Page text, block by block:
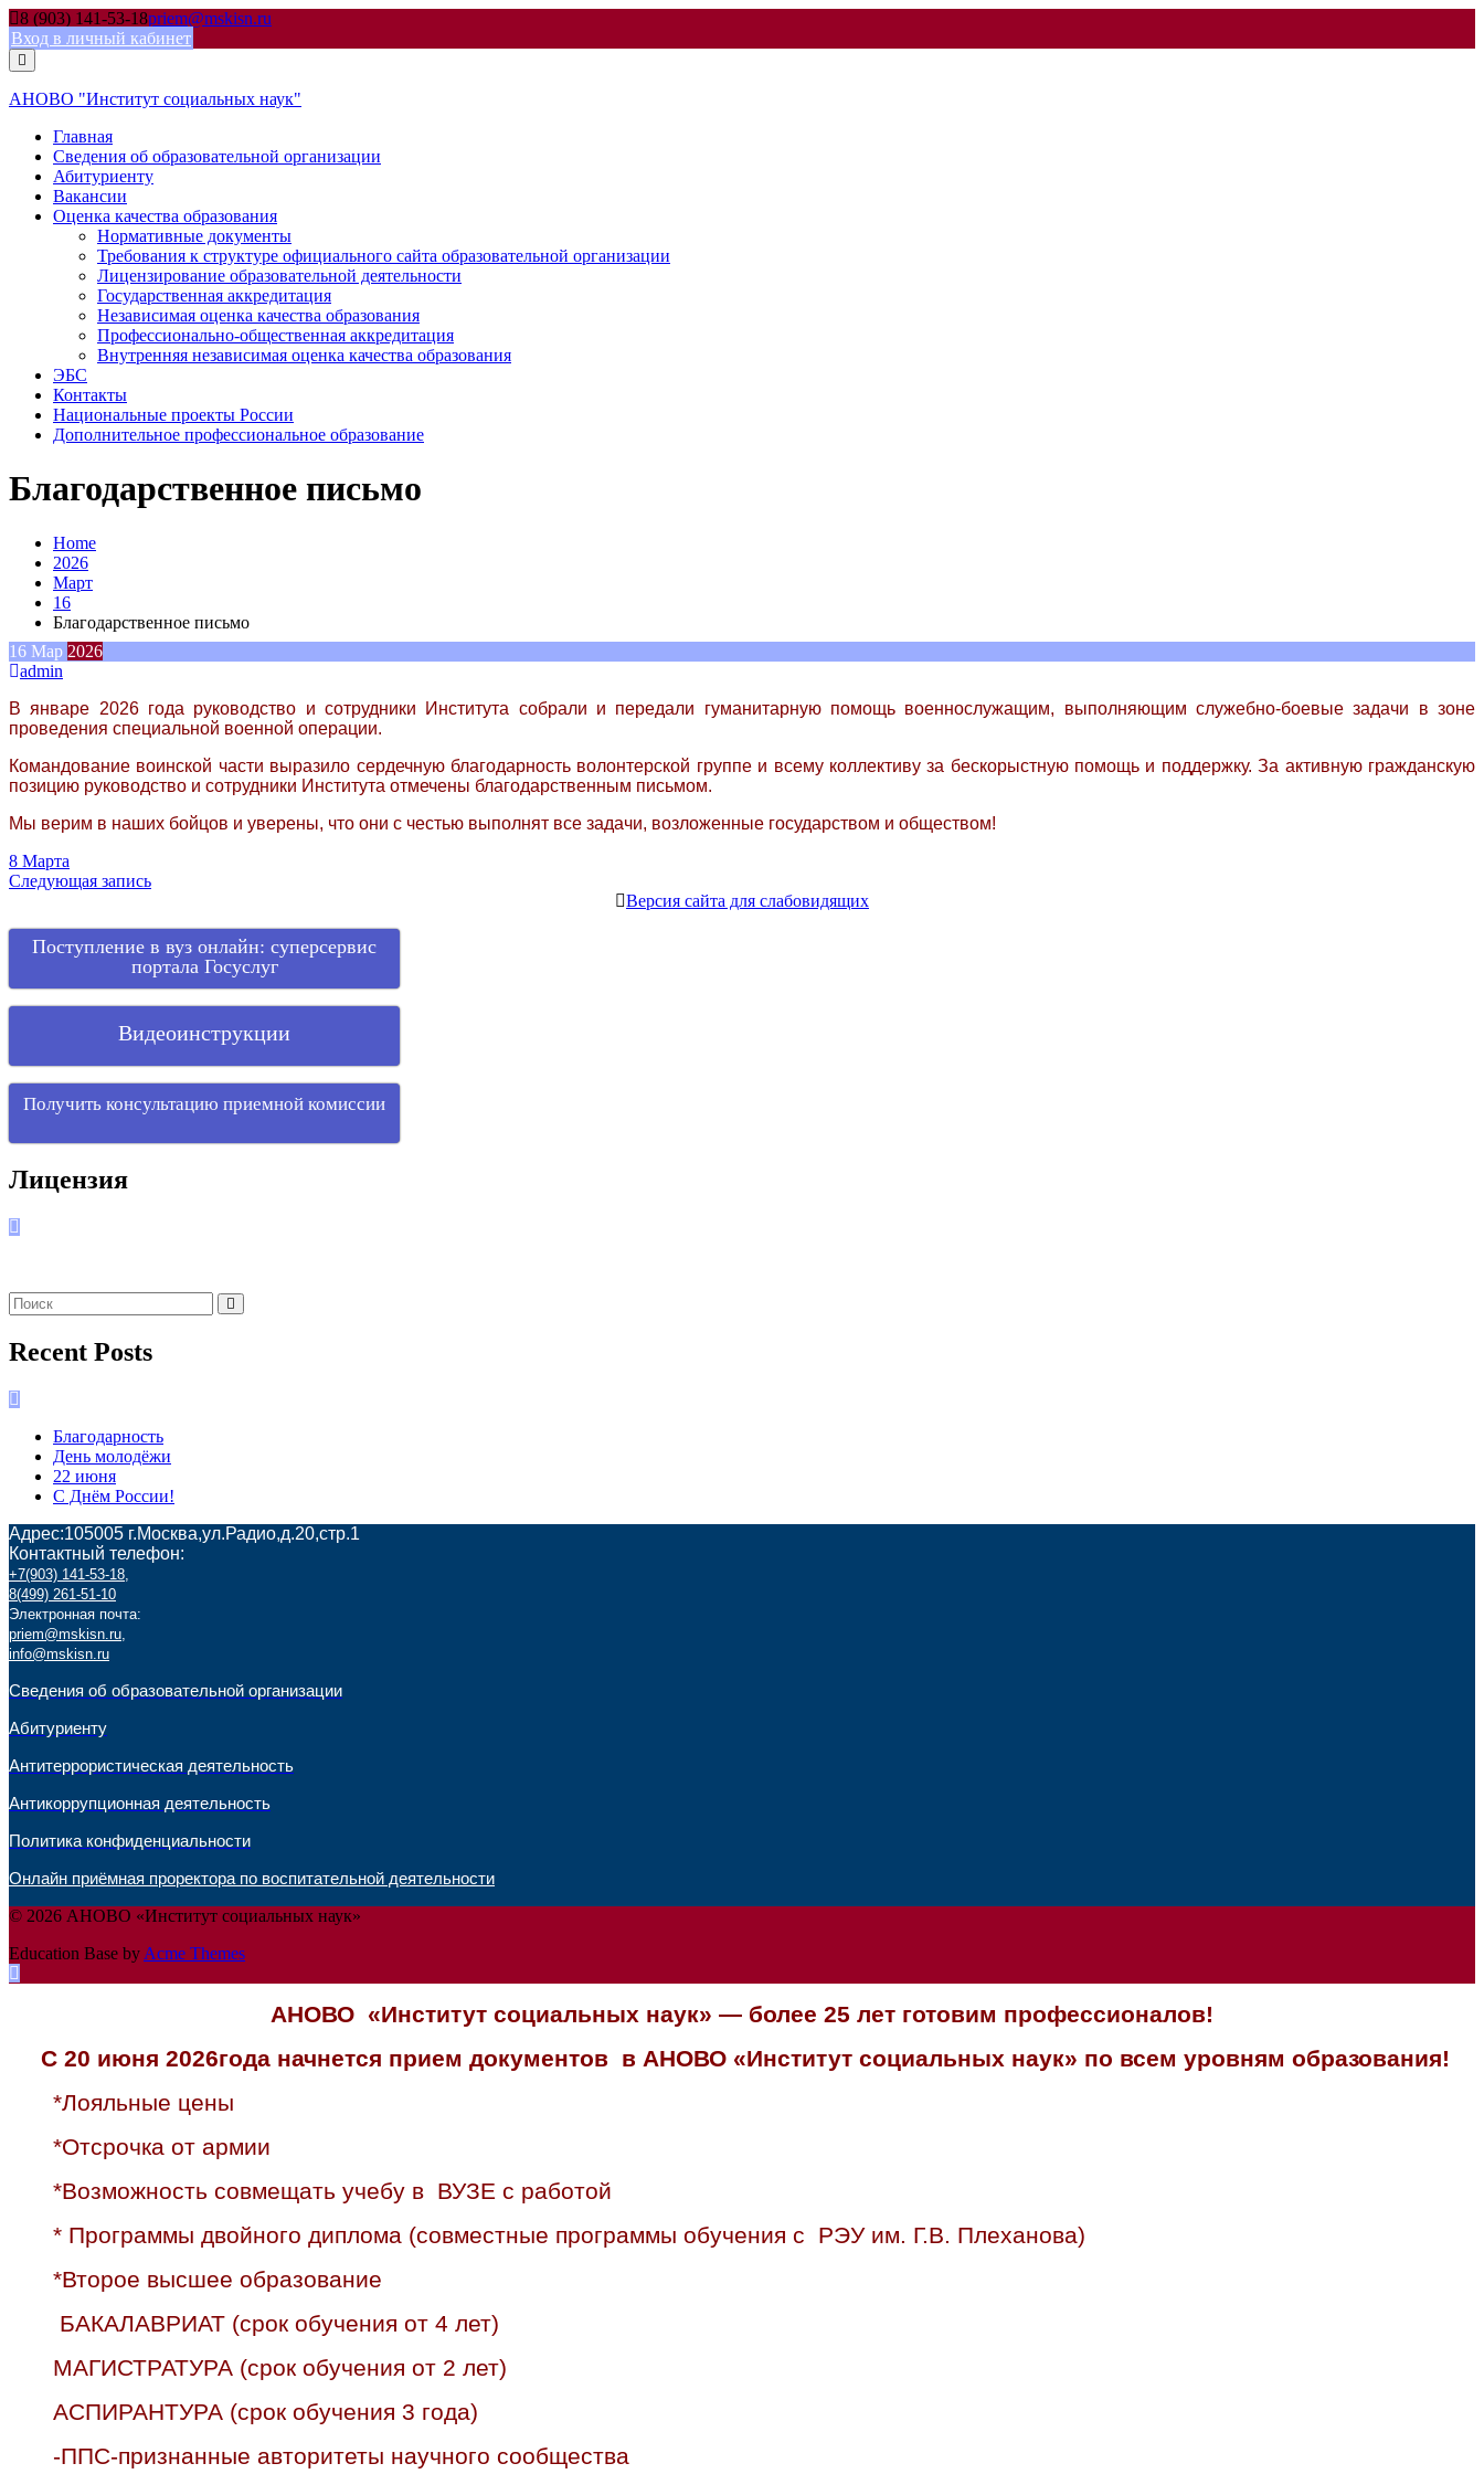
Skip
to
content
8 (903) 141-53-18priem@mskisn.ru
Вход в личный кабинет
АНОВО "Институт социальных наук"
Главная
Сведения об образовательной организации
Абитуриенту
Вакансии
Оценка качества образования
Нормативные документы
Требования к структуре официального сайта образовательной организации
Лицензирование образовательной деятельности
Государственная аккредитация
Независимая оценка качества образования
Профессионально-общественная аккредитация
Внутренняя независимая оценка качества образования
ЭБС
Контакты
Национальные проекты России
Дополнительное профессиональное образование
Благодарственное письмо
Home
2026
Март
16
Благодарственное письмо
16 Мар 2026
admin
В январе 2026 года руководство и сотрудники Института собрали и передали гуманитарную помощь военнослужащим, выполняющим служебно-боевые задачи в зоне
проведения специальной военной операции.
Командование воинской части выразило сердечную благодарность волонтерской группе и всему коллективу за бескорыстную помощь и поддержку. За активную гражданскую
позицию руководство и сотрудники Института отмечены благодарственным письмом.
Мы верим в наших бойцов и уверены, что они с честью выполнят все задачи, возложенные государством и обществом!
Навигация
по
записям
8 Марта
Следующая запись
Версия сайта для слабовидящих
Поступление в вуз онлайн: суперсервис
портала Госуслуг
Видеоинструкции
Получить консультацию приемной комиссии
Лицензия
Recent Posts
Благодарность
День молодёжи
22 июня
С Днём России!
Адрес:105005 г.Москва,ул.Радио,д.20,стр.1
Контактный телефон:
+7(903) 141-53-18,
8(499) 261-51-10
Электронная почта:
priem@mskisn.ru,
info@mskisn.ru
Сведения об образовательной организации
Абитуриенту
Антитеррористическая деятельность
Антикоррупционная деятельность
Политика конфиденциальности
Онлайн приёмная проректора по воспитательной деятельности
© 2026 АНОВО «Институт социальных наук»
Education Base by Acme Themes
АНОВО «Институт социальных наук» — более 25 лет готовим профессионалов!
С 20 июня 2026года начнется прием документов в АНОВО «Институт социальных наук» по всем уровням образования!
*Лояльные цены
*Отсрочка от армии
*Возможность совмещать учебу в ВУЗЕ с работой
* Программы двойного диплома (совместные программы обучения с РЭУ им. Г.В. Плеханова)
*Второе высшее образование
БАКАЛАВРИАТ (срок обучения от 4 лет)
МАГИСТРАТУРА (срок обучения от 2 лет)
АСПИРАНТУРА (срок обучения 3 года)
-ППС-признанные авторитеты научного сообщества